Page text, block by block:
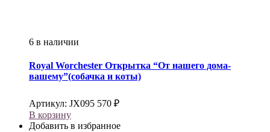
6 в наличии
Royal Worchester Открытка “От нашего дома-
вашему”(собачка и коты)
Артикул: JX095 570 ₽
В корзину
Добавить в избранное